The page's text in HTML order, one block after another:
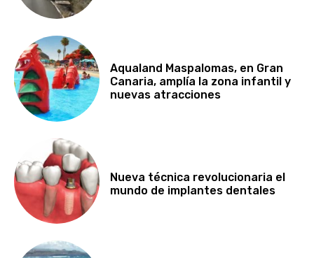
Aqualand Maspalomas, en Gran
Canaria, amplía la zona infantil y
nuevas atracciones
Nueva técnica revolucionaria el
mundo de implantes dentales